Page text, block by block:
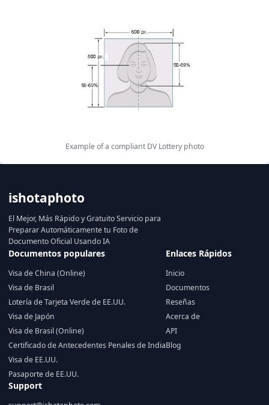
Example of a compliant DV Lottery photo
ishotaphoto
El Mejor, Más Rápido y Gratuito Servicio para
Preparar Automáticamente tu Foto de
Documento Oficial Usando IA
Documentos populares
Visa de China (Online)
Visa de Brasil
Lotería de Tarjeta Verde de EE.UU.
Visa de Japón
Visa de Brasil (Online)
Certificado de Antecedentes Penales de India
Visa de EE.UU.
Pasaporte de EE.UU.
Enlaces Rápidos
Inicio
Documentos
Reseñas
Acerca de
API
Blog
Support